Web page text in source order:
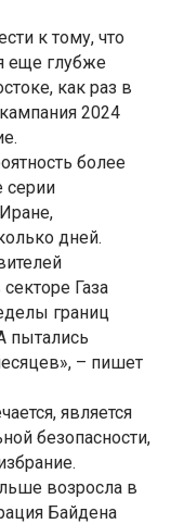
к тому, что
еще глубже
как раз в
2024
более
серии
дней.
Газа
границ
пытались
– пишет
является
безопасности,
возросла в
Байдена